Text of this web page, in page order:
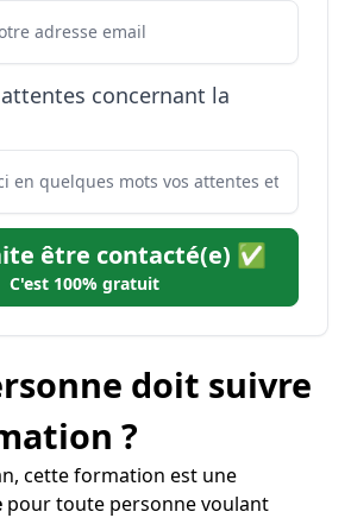
concernant la
être contacté(e) ✅
C'est 100% gratuit
doit suivre
?
cette formation est une
pour toute personne voulant